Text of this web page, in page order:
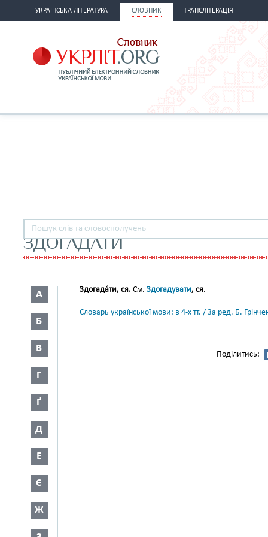
УКРАЇНСЬКА ЛІТЕРАТУРА СЛОВНИК ТРАНСЛІТЕРАЦІЯ
ЗДОГАДАТИ
А
Б
В
Г
Ґ
Д
Е
Є
Ж
Здогада́ти, ся. См. Здогадувати, ся.
Словарь української мови: в 4-х тт. / За ред. Б.
Поділитись: